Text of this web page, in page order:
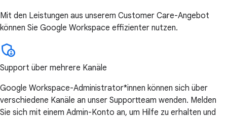
Mit den Leistungen aus unserem Customer Care-Angebot
können Sie Google Workspace effizienter nutzen.
Support über mehrere Kanäle
Google Workspace-Administrator*innen können sich über
verschiedene Kanäle an unser Supportteam wenden. Melden
Sie sich mit einem Admin-Konto an, um Hilfe zu erhalten und